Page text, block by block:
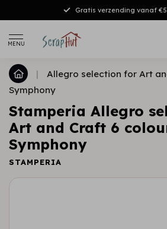
Gratis verzending vanaf
MENU
|
Allegro selection for Art
Symphony
Stamperia Allegro
Art and Craft 6
Symphony
STAMPERIA